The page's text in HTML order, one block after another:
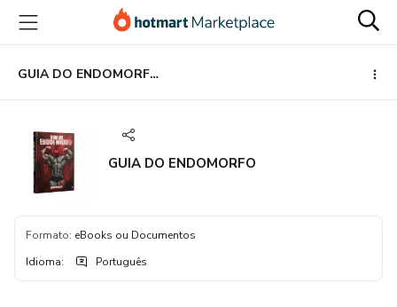
para
conteúdo
principal
para
pagamento
para
rodapé
GUIA DO ENDOMORFO
GUIA DO ENDOMORFO
Formato: eBooks ou Documentos
Idioma: Português